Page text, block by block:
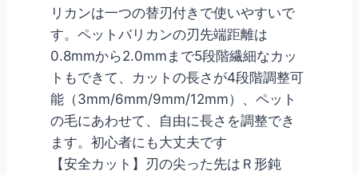
リカンは一つの替刃付きで使いやすいで
す。ペットバリカンの刃先端距離は
0.8mmから2.0mmまで5段階繊細なカッ
トもできて、カットの長さが4段階調整可
能（3mm/6mm/9mm/12mm）、ペット
の毛にあわせて、自由に長さを調整でき
ます。初心者にも大丈夫です
【安全カット】刃の尖った先はＲ形鈍